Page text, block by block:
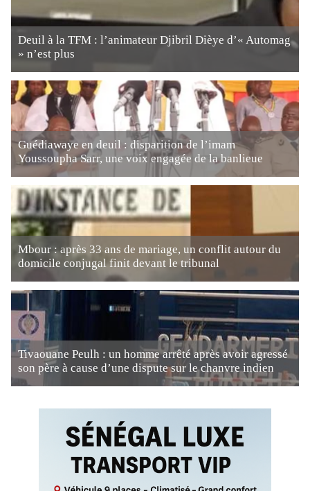
Deuil à la TFM : l’animateur Djibril Dièye d’« Automag
» n’est plus
Guédiawaye en deuil : disparition de l’imam
Youssoupha Sarr, une voix engagée de la banlieue
Mbour : après 33 ans de mariage, un conflit autour du
domicile conjugal finit devant le tribunal
Tivaouane Peulh : un homme arrêté après avoir agressé
son père à cause d’une dispute sur le chanvre indien